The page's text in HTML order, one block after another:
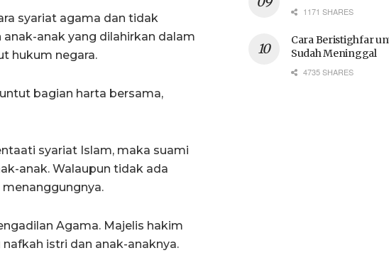
syariat agama dan tidak
anak-anak yang dilahirkan dalam
hukum negara.
bagian harta bersama,
syariat Islam, maka suami
anak. Walaupun tidak ada
Agama. Majelis hakim
istri dan anak-anaknya.
1171 SHARES
Cara Beristighfar
Sudah Meninggal
4735 SHARES